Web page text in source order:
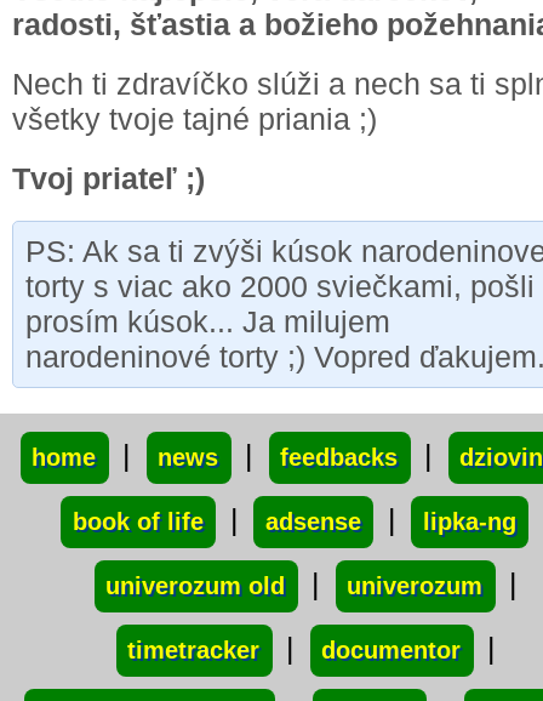
radosti, šťastia a božieho
Nech ti zdravíčko slúži a nech sa ti
všetky tvoje tajné priania ;)
Tvoj priateľ ;)
PS: Ak sa ti zvýši kúsok
torty s viac ako 2000 sviečkami, pošli
prosím kúsok... Ja milujem
narodeninové torty ;) Vopred
home | news | feedbacks |
book of life | adsense | lipka-ng
univerozum old | univerozum |
timetracker | documentor
|